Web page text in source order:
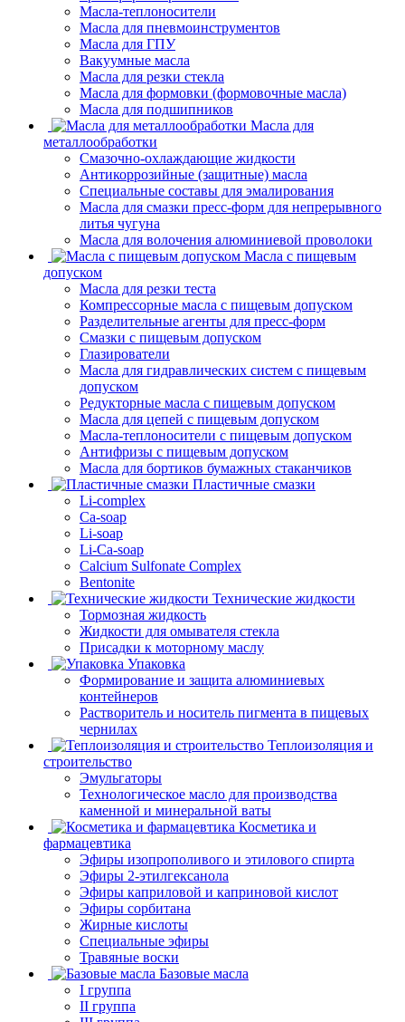
Масла-теплоносители
Масла для пневмоинструментов
Масла для ГПУ
Вакуумные масла
Масла для резки стекла
Масла для формовки (формовочные масла)
Масла для подшипников
Масла для
металлообработки
Смазочно-охлаждающие жидкости
Антикоррозийные (защитные) масла
Специальные составы для эмалирования
Масла для смазки пресс-форм для непрерывного
литья чугуна
Масла для волочения алюминиевой проволоки
Масла с пищевым
допуском
Масла для резки теста
Компрессорные масла с пищевым допуском
Разделительные агенты для пресс-форм
Смазки с пищевым допуском
Глазирователи
Масла для гидравлических систем с пищевым
допуском
Редукторные масла с пищевым допуском
Масла для цепей с пищевым допуском
Масла-теплоносители с пищевым допуском
Антифризы с пищевым допуском
Масла для бортиков бумажных стаканчиков
Пластичные смазки
Li-complex
Ca-soap
Li-soap
Li-Ca-soap
Calcium Sulfonate Complex
Bentonite
Технические жидкости
Тормозная жидкость
Жидкости для омывателя стекла
Присадки к моторному маслу
Упаковка
Формирование и защита алюминиевых
контейнеров
Растворитель и носитель пигмента в пищевых
чернилах
Теплоизоляция и
строительство
Эмульгаторы
Технологическое масло для производства
каменной и минеральной ваты
Косметика и
фармацевтика
Эфиры изопрополивого и этилового спирта
Эфиры 2-этилгексанола
Эфиры каприловой и каприновой кислот
Эфиры сорбитана
Жирные кислоты
Специальные эфиры
Травяные воски
Базовые масла
I группа
II группа